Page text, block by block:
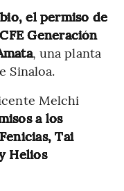
el permiso de
Generación
, una planta
Sinaloa.
Melchi
a los
Tai
Helios